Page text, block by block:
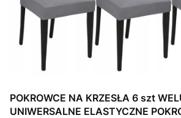
POKROWCE NA KRZESŁA 6 szt
UNIWERSALNE ELASTYCZNE